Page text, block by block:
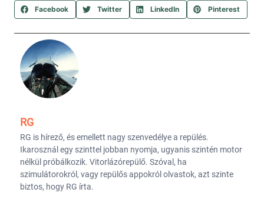
Facebook Twitter LinkedIn Pinterest
RG
RG is hírező, és emellett nagy szenvedélye a repülés.
Ikarosznál egy szinttel jobban nyomja, ugyanis szintén motor
nélkül próbálkozik. Vitorlázórepülő. Szóval, ha
szimulátorokról, vagy repülős appokról olvastok, azt szinte
biztos, hogy RG írta.